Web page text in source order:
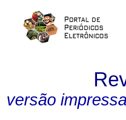
versão